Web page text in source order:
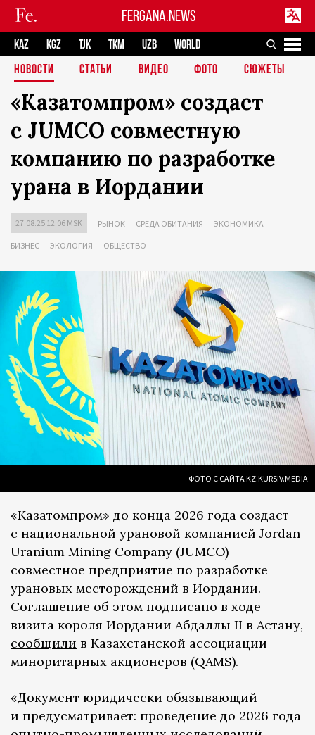
FERGANA.NEWS
KAZ KGZ TJK TKM UZB
WORLD
НОВОСТИ
СТАТЬИ ВИДЕО ФОТО СЮЖЕТЫ
«Казатомпром» создаст
с JUMCO совместную
компанию по разработке
урана в Иордании
27.08.25 12:06 MSK РЫНОК СРЕДА ОБИТАНИЯ ЭКОНОМИКА
БИЗНЕС ЭКОЛОГИЯ ОБЩЕСТВО
ФОТО С САЙТА KZ.KURSIV.MEDIA
«Казатомпром» до конца 2026 года создаст
с национальной урановой компанией Jordan
Uranium Mining Company (JUMCO)
совместное предприятие по разработке
урановых месторождений в Иордании.
Соглашение об этом подписано в ходе
визита короля Иордании Абдаллы II в Астану,
сообщили в Казахстанской ассоциации
миноритарных акционеров (QAMS).
«Документ юридически обязывающий
и предусматривает: проведение до 2026 года